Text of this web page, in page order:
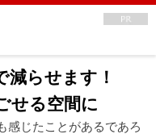
減らせます！
せる空間に
感じたことがあるであろ